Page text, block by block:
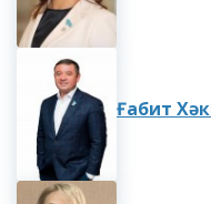
Ғабит